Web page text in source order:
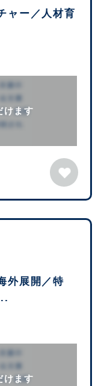
ャー／人材育
けます
外展開／特
けます